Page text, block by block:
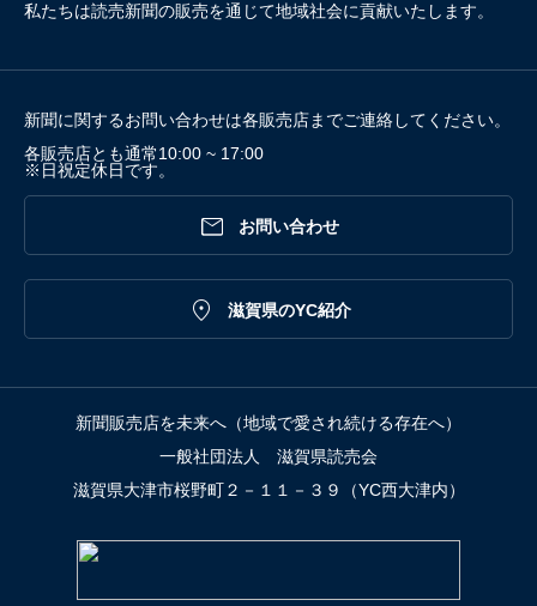
私たちは読売新聞の販売を通じて地域社会に貢献いたします。
新聞に関するお問い合わせは各販売店までご連絡してください。
各販売店とも通常10:00 ~ 17:00
※日祝定休日です。
 お問い合わせ
 滋賀県のYC紹介
新聞販売店を未来へ（地域で愛され続ける存在へ）
一般社団法人 滋賀県読売会
滋賀県大津市桜野町２－１１－３９（YC西大津内）